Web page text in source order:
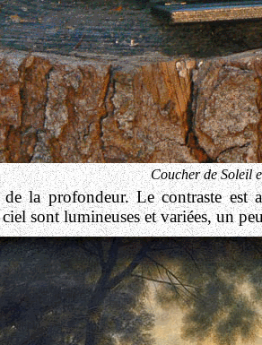
Coucher de Soleil
la profondeur. Le contraste est
sont lumineuses et variées, un